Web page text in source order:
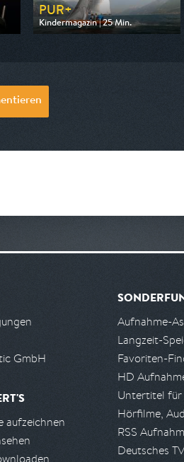
PUR+
Kindermagazin | 25 Min.
Ausgestrahlt von KiKA
GmbH
aufzeichnen
Aufnahme-
Langzeit-
Favoriten-
HD
Untertitel für
Hörfilme,
RSS
Deutsches